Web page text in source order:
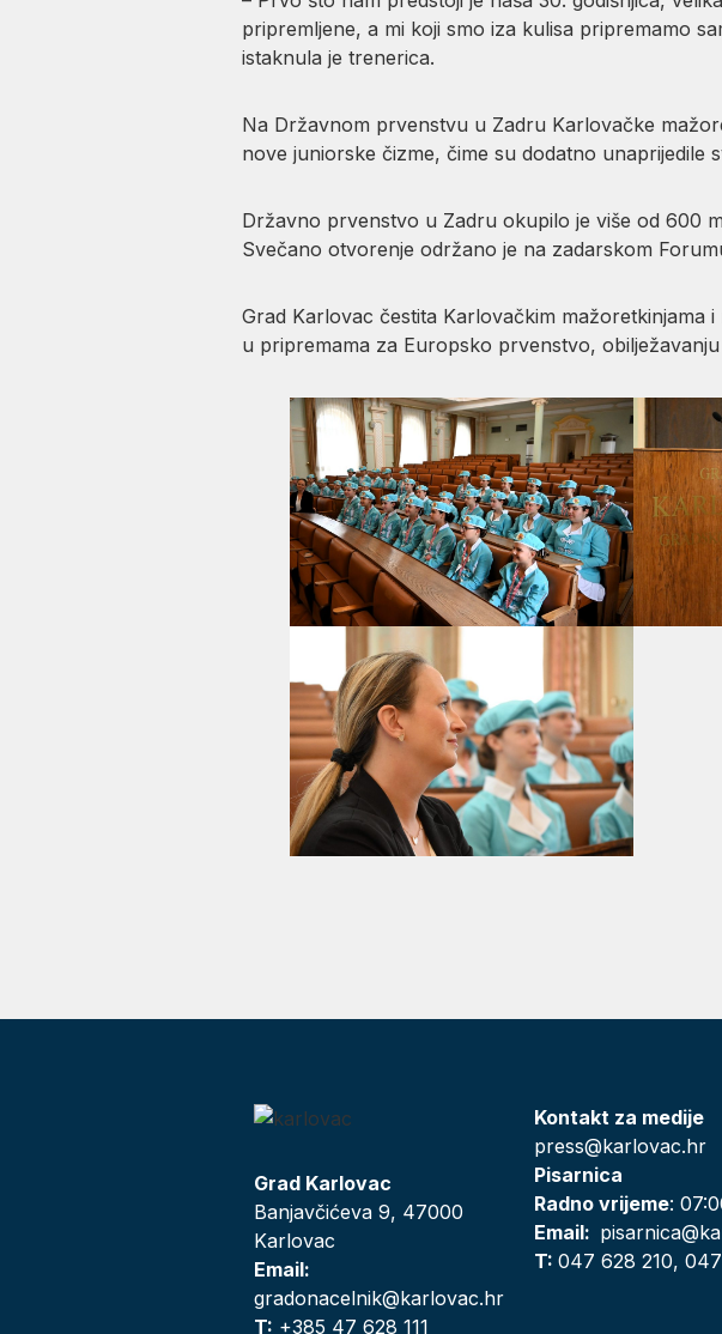
pripremljene, a mi koji smo iza kulisa pripremamo
istaknula je trenerica.
Na Državnom prvenstvu u Zadru Karlovačke
nove juniorske čizme, čime su dodatno unaprijedile
Državno prvenstvo u Zadru okupilo je više od 600
Svečano otvorenje održano je na zadarskom
Grad Karlovac čestita Karlovačkim mažoretkinjama
u pripremama za Europsko prvenstvo,
Grad Karlovac
Banjavčićeva 9, 47000
Karlovac
Email:
gradonacelnik@karlovac.hr
T: +385 47 628 111
Kontakt za medije
press@karlovac.hr
Pisarnica
Radno vrijeme:
Email:
T:047 628 210,